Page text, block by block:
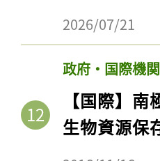
2026/07/21
政府・国際機
【国際】
生物資源保